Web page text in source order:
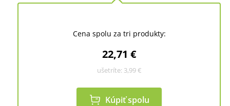
Cena spolu za tri produkty:
22,71 €
ušetríte: 3,99 €
Kúpiť spolu